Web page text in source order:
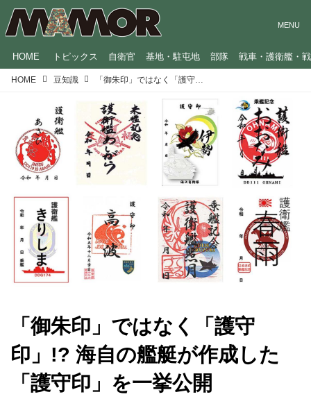
HOME トピックス 自衛官 基地・駐屯地 部隊 戦車・護衛艦・
HOME 豆知識
「御朱印」ではなく「護守
印」!? 海自の艦艇が作成した
「護守印」を一挙公開